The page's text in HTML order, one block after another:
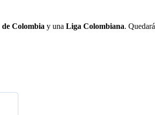
de Colombia y una Liga Colombiana. Quedará